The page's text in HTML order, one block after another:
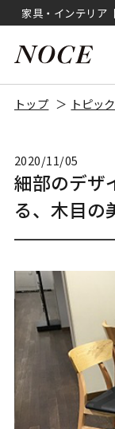
家具・インテリア
トップ トピッ
2020/11/05
細部のデザ
る、木目の